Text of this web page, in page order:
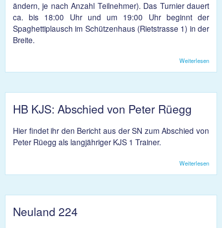
ändern, je nach Anzahl Teilnehmer). Das Turnier dauert
ca. bis 18:00 Uhr und um 19:00 Uhr beginnt der
Spaghettiplausch im Schützenhaus (Rietstrasse 1) in der
Breite.
Weiterlesen
2018
HB KJS: Abschied von Peter Rüegg
Hier findet ihr den Bericht aus der SN zum Abschied von
Peter Rüegg als langjähriger KJS 1 Trainer.
Weiterlesen
Peter
Neuland 224